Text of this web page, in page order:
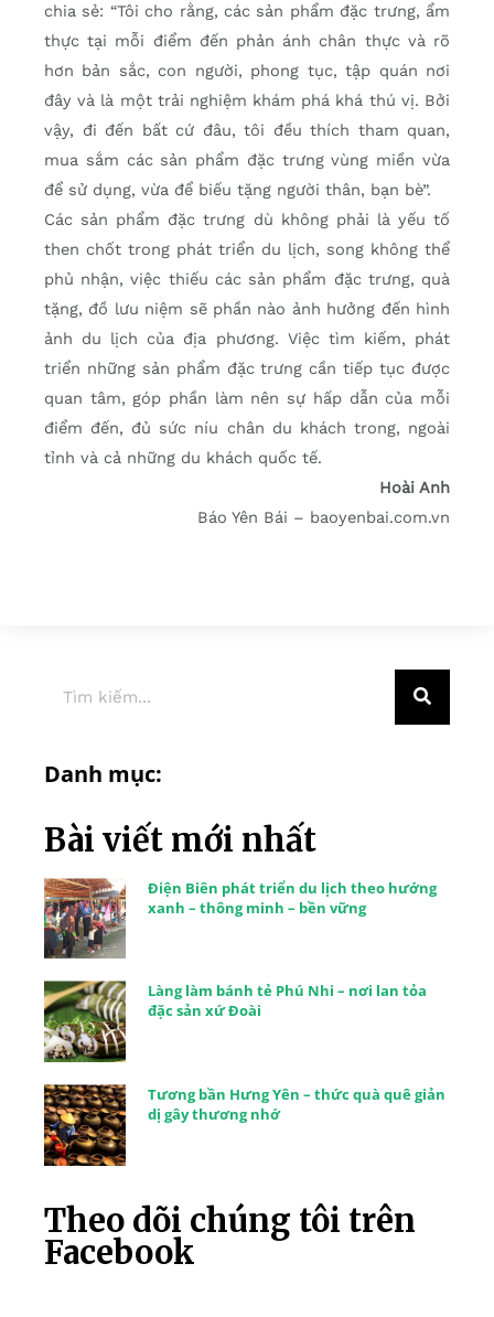
chia sẻ: “Tôi cho rằng, các sản phẩm đặc trưng, ẩm
thực tại mỗi điểm đến phản ánh chân thực và rõ
hơn bản sắc, con người, phong tục, tập quán nơi
đây và là một trải nghiệm khám phá khá thú vị. Bởi
vậy, đi đến bất cứ đâu, tôi đều thích tham quan,
mua sắm các sản phẩm đặc trưng vùng miền vừa
để sử dụng, vừa để biếu tặng người thân, bạn bè”.
Các sản phẩm đặc trưng dù không phải là yếu tố
then chốt trong phát triển du lịch, song không thể
phủ nhận, việc thiếu các sản phẩm đặc trưng, quà
tặng, đồ lưu niệm sẽ phần nào ảnh hưởng đến hình
ảnh du lịch của địa phương. Việc tìm kiếm, phát
triển những sản phẩm đặc trưng cần tiếp tục được
quan tâm, góp phần làm nên sự hấp dẫn của mỗi
điểm đến, đủ sức níu chân du khách trong, ngoài
tỉnh và cả những du khách quốc tế.
Hoài Anh
Báo Yên Bái – baoyenbai.com.vn
Danh mục:
Bài viết mới nhất
Điện Biên phát triển du lịch theo hướng
xanh – thông minh – bền vững
Làng làm bánh tẻ Phú Nhi – nơi lan tỏa
đặc sản xứ Đoài
Tương bần Hưng Yên – thức quà quê giản
dị gây thương nhớ
Theo dõi chúng tôi trên
Facebook